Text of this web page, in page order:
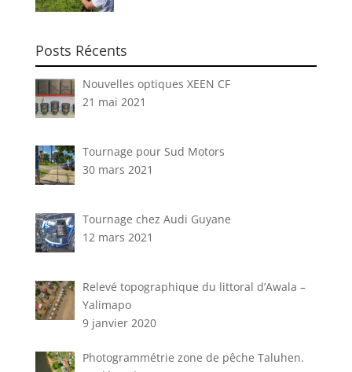
Posts Récents
Nouvelles optiques XEEN CF
21 mai 2021
Tournage pour Sud Motors
30 mars 2021
Tournage chez Audi Guyane
12 mars 2021
Relevé topographique du littoral d’Awala –
Yalimapo
9 janvier 2020
Photogrammétrie zone de pêche Taluhen.